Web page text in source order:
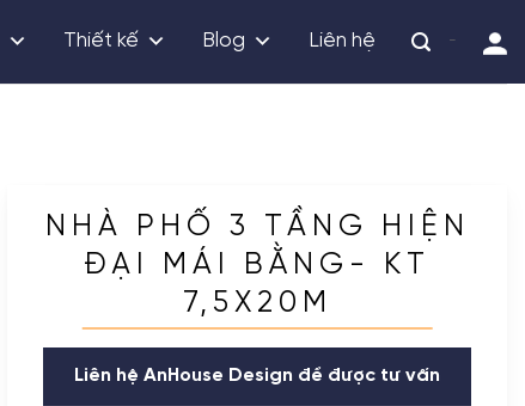
Thiết kế Blog Liên hệ -
NHÀ PHỐ 3 TẦNG HIỆN
ĐẠI MÁI BẰNG- KT
7,5X20M
Liên hệ AnHouse Design để được tư vấn